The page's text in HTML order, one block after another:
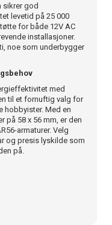
sikrer god
levetid på 25 000
for både 12V AC
installasjoner.
noe som underbygger
med
til et fornuftig valg for
hobbyister. Med en
på 58 x 56 mm, er den
armaturer. Velg
og presis lyskilde som
på.